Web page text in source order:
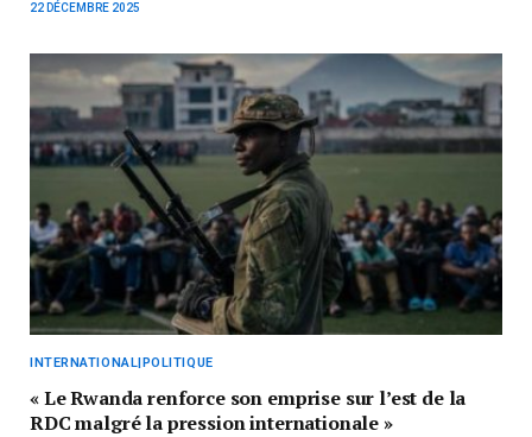
22 DÉCEMBRE 2025
INTERNATIONAL|POLITIQUE
« Le Rwanda renforce son emprise sur l’est de la
RDC malgré la pression internationale »